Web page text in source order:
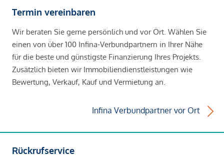
Termin vereinbaren
Wir beraten Sie gerne persönlich und vor Ort. Wählen Sie
einen von über 100 Infina-Verbundpartnern in Ihrer Nähe
für die beste und günstigste Finanzierung Ihres Projekts.
Zusätzlich bieten wir Immobiliendienstleistungen wie
Bewertung, Verkauf, Kauf und Vermietung an.
Infina Verbundpartner vor Ort
Rückrufservice